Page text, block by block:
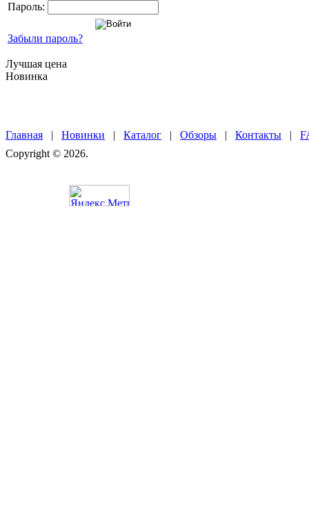
Пароль:
Забыли пароль?
Лучшая цена
Новинка
Главная | Новинки | Каталог | Обзоры | Контакты |
Copyright © 2026.